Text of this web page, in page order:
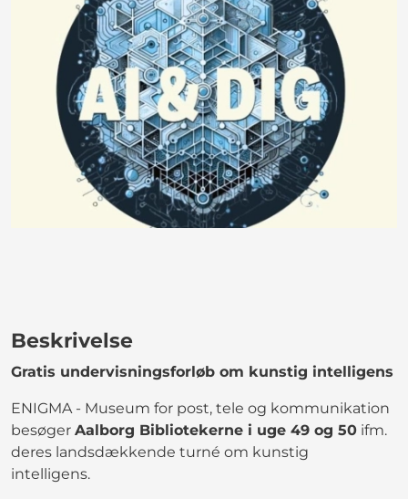
Beskrivelse
Gratis undervisningsforløb om kunstig intelligens
ENIGMA - Museum for post, tele og kommunikation
besøger Aalborg Bibliotekerne i uge 49 og 50 ifm.
deres landsdækkende turné om kunstig
intelligens.